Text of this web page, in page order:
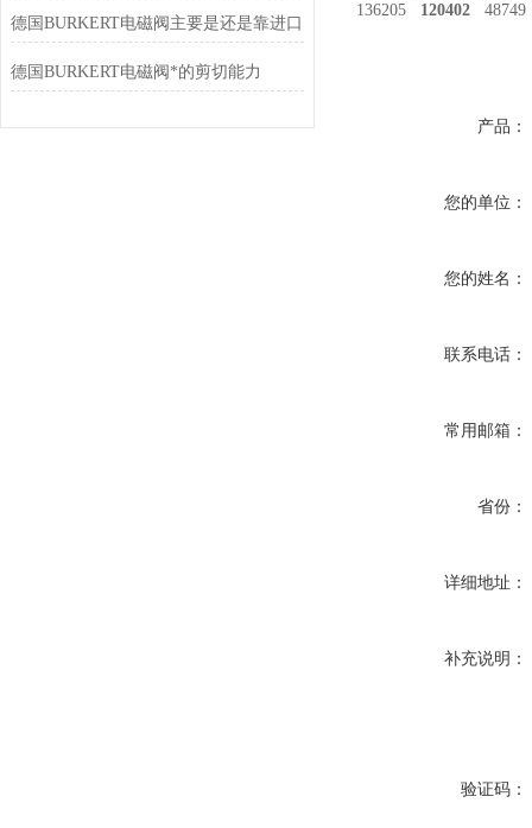
德国BURKERT电磁阀主要是还是靠进口
德国BURKERT电磁阀*的剪切能力
136205 120402
产品：
您的单位：
您的姓名：
联系电话：
常用邮箱：
省份：
详细地址：
补充说明：
验证码：